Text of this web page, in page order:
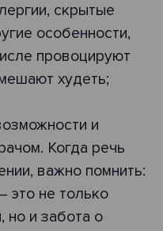
скрытые
особенности,
провоцируют
худеть;
и
Когда речь
важно помнить:
это не только
но и забота о